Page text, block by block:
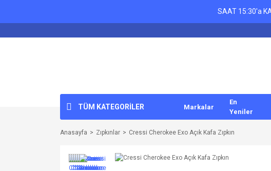
SAAT 15:30'a
TÜM KATEGORİLER Markalar
En
Yeniler
Anasayfa Zıpkınlar Cressi Cherokee Exo Açık Kafa Zıpkın